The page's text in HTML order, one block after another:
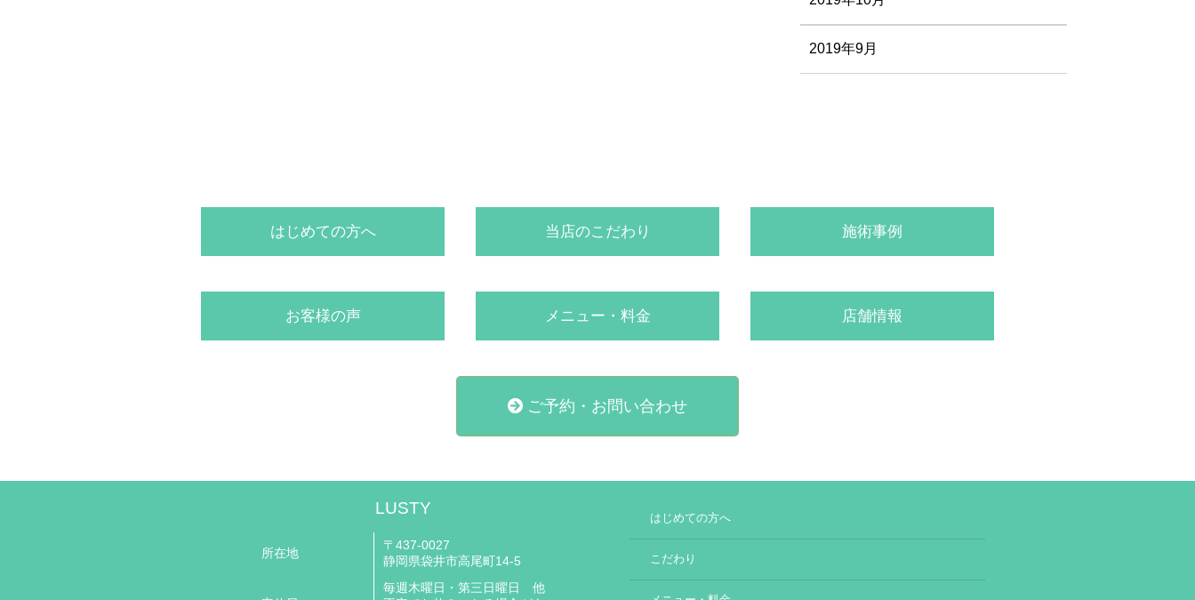
2019年9月
はじめての方へ 当店のこだわり 施術事例
お客様の声 メニュー・料金 店舗情報
ご予約・お問い合わせ
LUSTY
所在地
〒437-0027
静岡県袋井市高尾町14-5
毎週木曜日・第三日曜日 他
はじめての方へ
こだわり